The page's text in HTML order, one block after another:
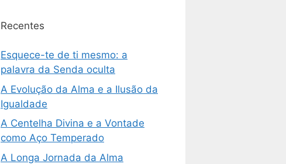
Recentes
Esquece-te de ti mesmo: a
palavra da Senda oculta
A Evolução da Alma e a Ilusão da
Igualdade
A Centelha Divina e a Vontade
como Aço Temperado
A Longa Jornada da Alma